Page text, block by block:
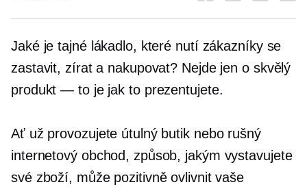
Jaké je tajné lákadlo, které nutí zákazníky se
zastavit, zírat a nakupovat? Nejde jen o skvělý
produkt — to jejak to prezentujete.
Ať už provozujete útulný butik nebo rušný
internetový obchod, způsob, jakým vystavujete
své zboží, může pozitivně ovlivnit vaše